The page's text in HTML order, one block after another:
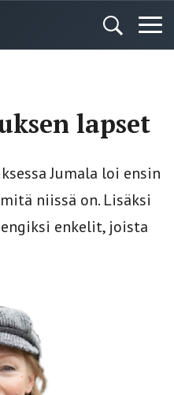
lapset
Jumala loi ensin
niissä on. Lisäksi
enkelit, joista